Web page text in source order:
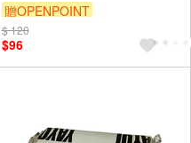
贈OPENPOINT
$ 120
$96